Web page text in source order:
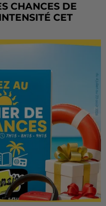
CHANCES DE
CET